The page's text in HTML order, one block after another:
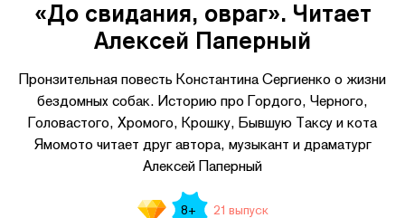
«До свидания, овраг». Читает
Алексей Паперный
Пронзительная повесть Константина Сергиенко о жизни
бездомных собак. Историю про Гордого, Черного,
Головастого, Хромого, Крошку, Бывшую Таксу и кота
Ямомото читает друг автора, музыкант и драматург
Алексей Паперный
8+ 21 выпуск